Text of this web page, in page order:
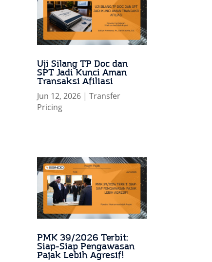
Uji Silang TP Doc dan
SPT Jadi Kunci Aman
Transaksi Afiliasi
Jun 12, 2026 |Transfer
Pricing
PMK 39/2026 Terbit:
Siap-Siap Pengawasan
Pajak Lebih Agresif!